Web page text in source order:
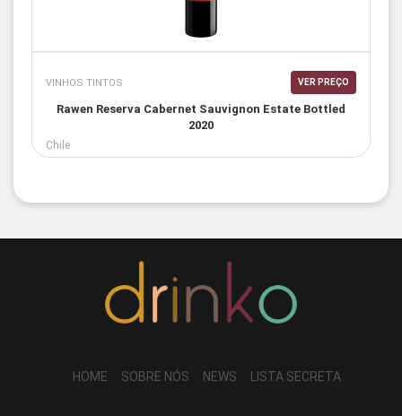
VINHOS TINTOS VER PREÇO
Rawen Reserva Cabernet Sauvignon Estate Bottled
2020
Chile
HOME SOBRE NÓS NEWS LISTA SECRETA